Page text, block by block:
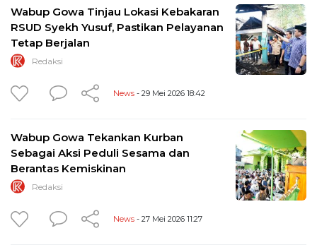
Wabup Gowa Tinjau Lokasi Kebakaran
RSUD Syekh Yusuf, Pastikan Pelayanan
Tetap Berjalan
Redaksi
News - 29 Mei 2026 18:42
Wabup Gowa Tekankan Kurban
Sebagai Aksi Peduli Sesama dan
Berantas Kemiskinan
Redaksi
News - 27 Mei 2026 11:27